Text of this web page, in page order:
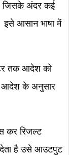
जिसके अंदर कई
आसान भाषा में
तक आदेश को
आदेश के अनुसार
कर रिजल्ट
देता है उसे आउटपुट